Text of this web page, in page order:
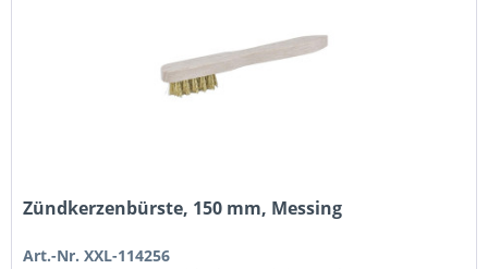
Zündkerzenbürste, 150 mm, Messing
Art.-Nr. XXL-114256